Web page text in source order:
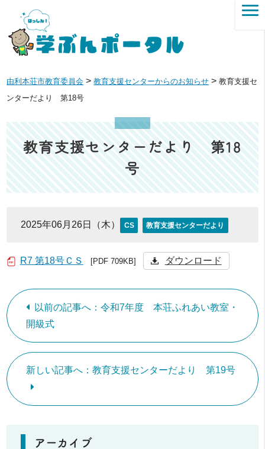
由利本荘市教育委員会 >教育支援センターからのお知らせ >教育支援セ
ンターだより 第18号
教育支援センターだより 第18
号
2025年06月26日（木） CS 教育支援センターだより
R7 第18号ＣＳ [PDF 709KB] ダウンロード
以前の記事へ：令和7年度 本荘ふれあい教室・
開級式
新しい記事へ：教育支援センターだより 第19号
アーカイブ